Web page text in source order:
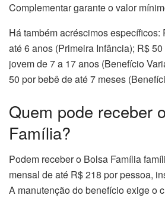
Complementar garante o valor
Há também acréscimos específicos:
até 6 anos (Primeira Infância); R$
jovem de 7 a 17 anos (Benefício
50 por bebê de até 7 meses
Quem pode receber
Família?
Podem receber o Bolsa Família
mensal de até R$ 218 por pessoa,
A manutenção do benefício exige o